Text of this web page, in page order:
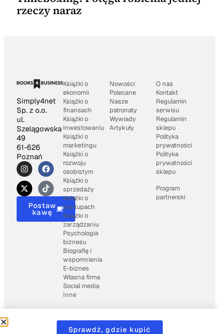
rzeczy naraz
Simply4net
Sp. z o.o.
ul.
Szelągowska
49
61-626
Poznań
Postaw
kawę
Książki o
ekonomii
Książki o
finansach
Książki o
inwestowaniu
Książki o
marketingu
Książki o
rozwoju
osobistym
Książki o
sprzedaży
Książki o
startupach
Książki o
zarządzaniu
Psychologia
biznesu
Biografię i
wspomnienia
E-biznes
Własna firma
Social media
Inne
Nowości
Polecane
Nasze
patronaty
Wywiady
Artykuły
O nas
Kontakt
Regulamin
serwisu
Regulamin
sklepu
Polityka
prywatności
Polityka
prywatności
sklepu
Program
partnerski
2025 © Books4business.pl Wspierane przezWeblio
Sprawdź, gdzie kupić